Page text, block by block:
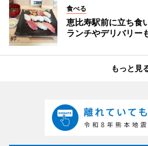
食べる
恵比寿駅前に立ち食
ランチやデリバリー
もっと見